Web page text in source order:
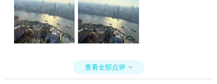
查看全部点评 